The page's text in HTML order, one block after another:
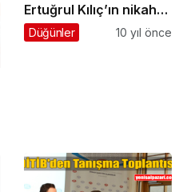
Ertuğrul Kılıç’ın nikah
töreni ve kına gecesi
Düğünler 10 yıl önce